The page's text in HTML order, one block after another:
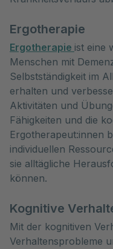
Ergotherapie
Ergotherapie ist eine
Menschen mit
Selbstständigkeit im
erhalten und
Aktivitäten und
Fähigkeiten und die
Ergotherapeut:innen
individuellen
sie alltägliche
können.
Kognitive
Mit der kognitiven
Verhaltensprobleme